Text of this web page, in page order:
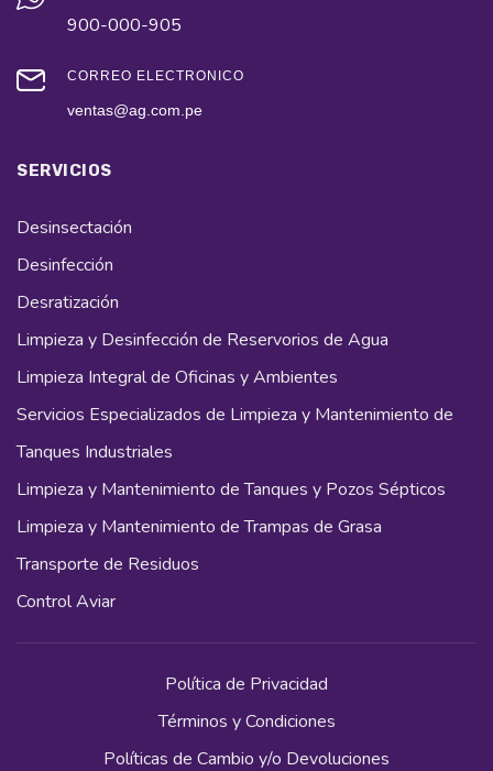
900-000-905
CORREO ELECTRÓNICO
ventas@ag.com.pe
SERVICIOS
Desinsectación
Desinfección
Desratización
Limpieza y Desinfección de Reservorios de Agua
Limpieza Integral de Oficinas y Ambientes
Servicios Especializados de Limpieza y Mantenimiento de
Tanques Industriales
Limpieza y Mantenimiento de Tanques y Pozos Sépticos
Limpieza y Mantenimiento de Trampas de Grasa
Transporte de Residuos
Control Aviar
Política de Privacidad
Términos y Condiciones
Políticas de Cambio y/o Devoluciones